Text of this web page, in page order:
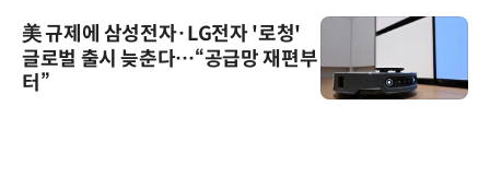
美 규제에 삼성전자·LG전자 '로청'
글로벌 출시 늦춘다…“공급망 재편부
터”